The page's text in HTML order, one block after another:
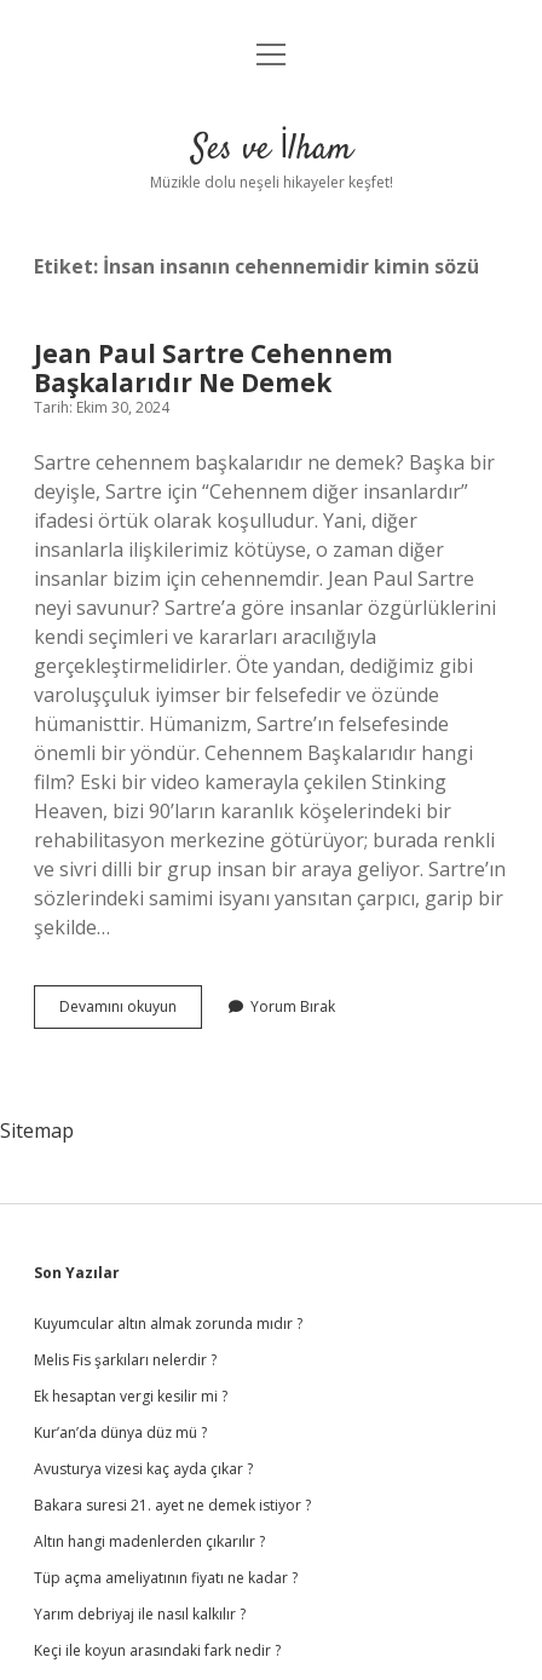
Anasayfa
Yasal Uyarı
menüyü
Ses ve İlham
Müzikle dolu neşeli hikayeler keşfet!
Etiket: İnsan insanın cehennemidir kimin sözü
Jean Paul Sartre Cehennem
Başkalarıdır Ne Demek
Tarih: Ekim 30, 2024
Sartre cehennem başkalarıdır ne demek? Başka bir
deyişle, Sartre için “Cehennem diğer insanlardır”
ifadesi örtük olarak koşulludur. Yani, diğer
insanlarla ilişkilerimiz kötüyse, o zaman diğer
insanlar bizim için cehennemdir. Jean Paul Sartre
neyi savunur? Sartre’a göre insanlar özgürlüklerini
kendi seçimleri ve kararları aracılığıyla
gerçekleştirmelidirler. Öte yandan, dediğimiz gibi
varoluşçuluk iyimser bir felsefedir ve özünde
hümanisttir. Hümanizm, Sartre’ın felsefesinde
önemli bir yöndür. Cehennem Başkalarıdır hangi
film? Eski bir video kamerayla çekilen Stinking
Heaven, bizi 90’ların karanlık köşelerindeki bir
rehabilitasyon merkezine götürüyor; burada renkli
ve sivri dilli bir grup insan bir araya geliyor. Sartre’ın
sözlerindeki samimi isyanı yansıtan çarpıcı, garip bir
şekilde…
Devamını okuyun
Paul
Yorum Bırak
Sitemap
Sidebar
Son Yazılar
Kuyumcular altın almak zorunda mıdır ?
Melis Fis şarkıları nelerdir ?
Ek hesaptan vergi kesilir mi ?
Kur’an’da dünya düz mü ?
Avusturya vizesi kaç ayda çıkar ?
Bakara suresi 21. ayet ne demek istiyor ?
Altın hangi madenlerden çıkarılır ?
Tüp açma ameliyatının fiyatı ne kadar ?
Yarım debriyaj ile nasıl kalkılır ?
Keçi ile koyun arasındaki fark nedir ?